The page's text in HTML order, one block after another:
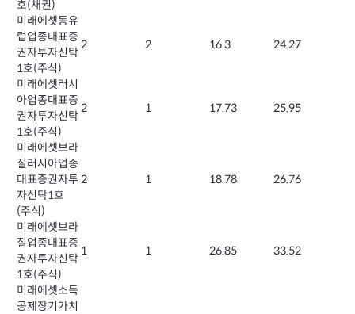
호(채권)
미래에셋동유
럽업종대표증
권자투자신탁
1호(주식)
2 2 16.3 24.27
미래에셋러시
아업종대표증
권자투자신탁
1호(주식)
2 1 17.73 25.95
미래에셋브라
질러시아업종
대표증권자투
자신탁1호
(주식)
2 1 18.78 26.76
미래에셋브라
질업종대표증
권자투자신탁
1호(주식)
1 1 26.85 33.52
미래에셋소득
공제장기가치